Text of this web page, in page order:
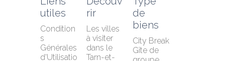
utiles
Condition
s
Générales
d'Utilisatio
rir
Les villes
à visiter
dans le
Tarn-et-
de
biens
City Break
Gîte de